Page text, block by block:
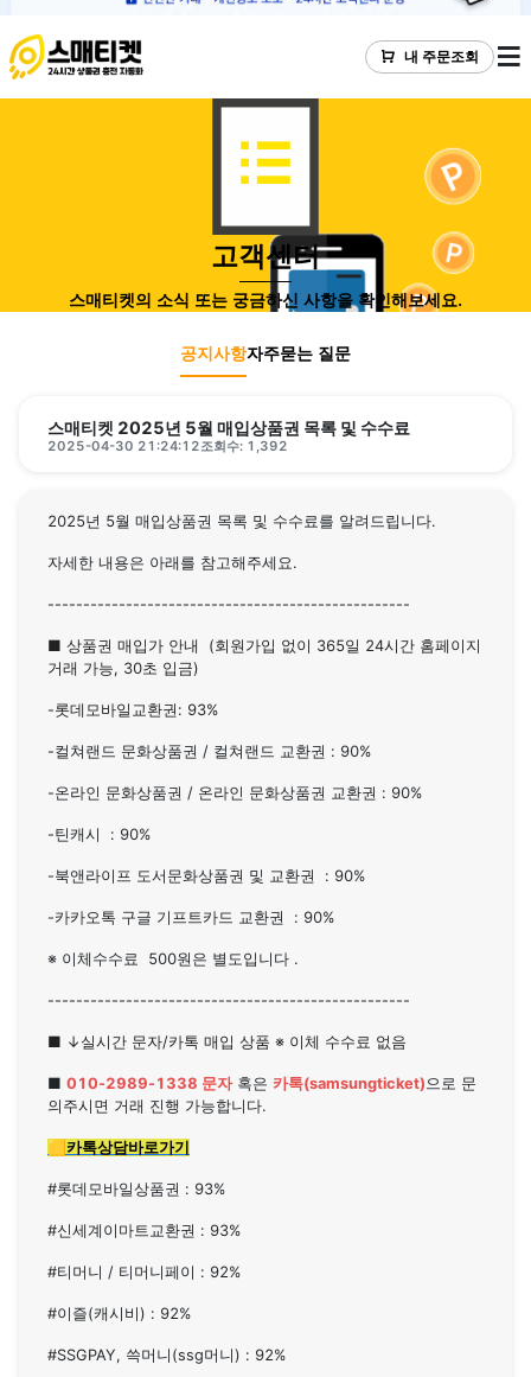
내 주문조회
고객센터
스매티켓의 소식 또는 궁금하신 사항을 확인해보세요.
공지사항자주묻는 질문
스매티켓 2025년 5월 매입상품권 목록 및 수수료
2025-04-30 21:24:12조회수: 1,392
2025년 5월 매입상품권 목록 및 수수료를 알려드립니다.
자세한 내용은 아래를 참고해주세요.
---------------------------------------------------
■ 상품권 매입가 안내 (회원가입 없이 365일 24시간 홈페이지
거래 가능, 30초 입금)
-롯데모바일교환권: 93%
-컬쳐랜드 문화상품권 / 컬쳐랜드 교환권 : 90%
-온라인 문화상품권 / 온라인 문화상품권 교환권 : 90%
-틴캐시 : 90%
-북앤라이프 도서문화상품권 및 교환권 : 90%
-카카오톡 구글 기프트카드 교환권 : 90%
※ 이체수수료 500원은 별도입니다 .
---------------------------------------------------
■ ↓실시간 문자/카톡 매입 상품 ※ 이체 수수료 없음
■ 010-2989-1338 문자혹은 카톡(samsungticket)으로 문
의주시면 거래 진행 가능합니다.
🟨카톡상담바로가기
#롯데모바일상품권 : 93%
#신세계이마트교환권 : 93%
#티머니 / 티머니페이 : 92%
#이즐(캐시비) : 92%
#SSGPAY, 쓱머니(ssg머니) : 92%